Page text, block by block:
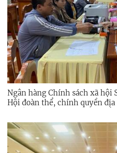
Ngân hàng Chính sách xã hội
Hội đoàn thể, chính quyền
khắc phục thiệt hại do mưa lũ